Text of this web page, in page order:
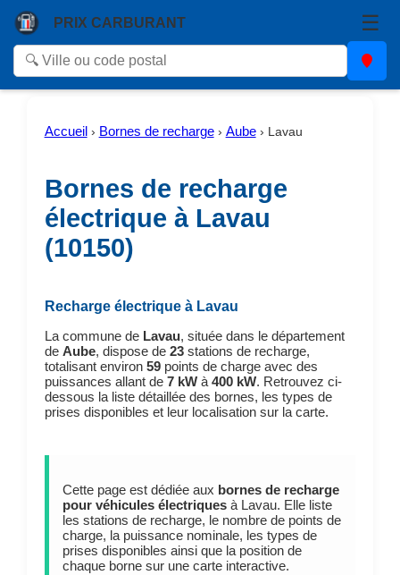
PRIX CARBURANT ☰
Accueil › Bornes de recharge› Aube› Lavau
Bornes de recharge
électrique à Lavau
(10150)
Recharge électrique à Lavau
La commune de Lavau, située dans le département
de Aube, dispose de 23stations de recharge,
totalisant environ 59points de charge avec des
puissances allant de 7 kWà 400 kW. Retrouvez ci-
dessous la liste détaillée des bornes, les types de
prises disponibles et leur localisation sur la carte.
Cette page est dédiée aux bornes de recharge
pour véhicules électriquesà Lavau. Elle liste
les stations de recharge, le nombre de points de
charge, la puissance nominale, les types de
prises disponibles ainsi que la position de
chaque borne sur une carte interactive.